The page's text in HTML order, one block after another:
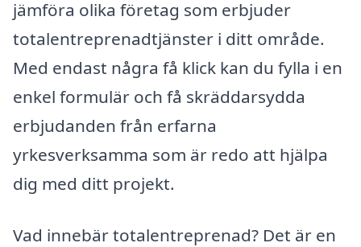
jämföra olika företag som erbjuder
totalentreprenadtjänster i ditt område.
Med endast några få klick kan du fylla i en
enkel formulär och få skräddarsydda
erbjudanden från erfarna
yrkesverksamma som är redo att hjälpa
dig med ditt projekt.
Vad innebär totalentreprenad? Det är en